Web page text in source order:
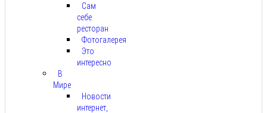
Сам
себе
ресторан
Фотогалерея
Это
интересно
В
Мире
Новости
интернет,